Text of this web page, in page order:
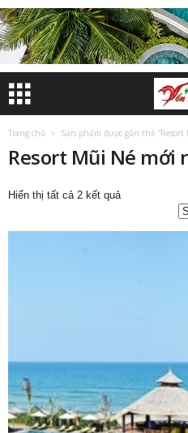
Trang chủ Sản phẩm được gắn thẻ
Resort Mũi Né mới
Hiển thị tất cả 2 kết quảĐã
xếp